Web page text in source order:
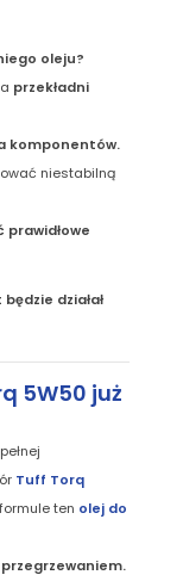
oleju?
przekładni
komponentów.
niestabilną
prawidłowe
działał
5W50 już
Tuff Torq
ten olej do